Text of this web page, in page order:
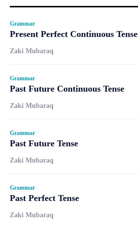
Grammar
Present Perfect Continuous Tense
Zaki Mubaraq
Grammar
Past Future Continuous Tense
Zaki Mubaraq
Grammar
Past Future Tense
Zaki Mubaraq
Grammar
Past Perfect Tense
Zaki Mubaraq